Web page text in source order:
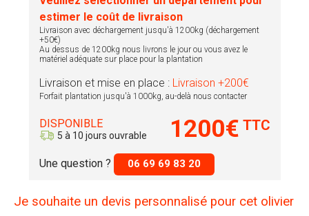
estimer le coût de livraison
Livraison avec déchargement jusqu'à 1200kg (déchargement
+50€)
Au dessus de 1200kg nous livrons le jour ou vous avez le
matériel adéquate sur place pour la plantation
Livraison et mise en place : Livraison +200€
Forfait plantation jusqu'à 1000kg, au-delà nous contacter
DISPONIBLE
5 à 10 jours ouvrable 1200€ TTC
Une question ? 06 69 69 83 20
Je souhaite un devis personnalisé pour cet olivier